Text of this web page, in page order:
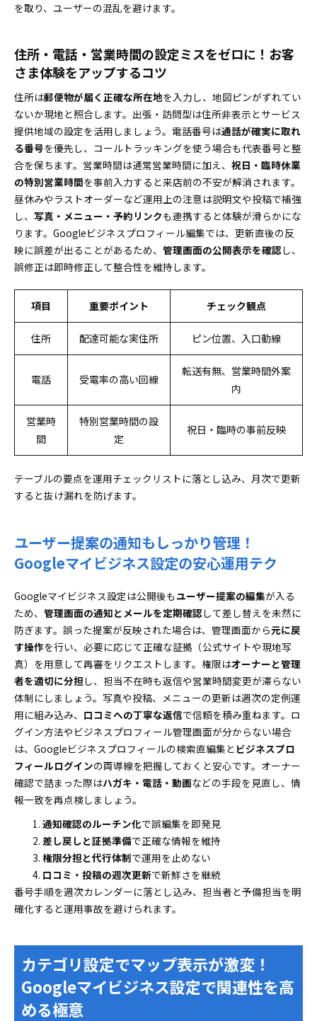
を取り、ユーザーの混乱を避けます。
住所・電話・営業時間の設定ミスをゼロに！お客
さま体験をアップするコツ
住所は郵便物が届く正確な所在地を入力し、地図ピンがずれてい
ないか現地と照合します。出張・訪問型は住所非表示とサービス
提供地域の設定を活用しましょう。電話番号は通話が確実に取れ
る番号を優先し、コールトラッキングを使う場合も代表番号と整
合を保ちます。営業時間は通常営業時間に加え、 祝日・臨時休業
の特別営業時間を事前入力すると来店前の不安が解消されます。
昼休みやラストオーダーなど運用上の注意は説明文や投稿で補強
し、 写真・メニュー・予約リンクも連携すると体験が滑らかにな
ります。Googleビジネスプロフィール編集では、更新直後の反
映に誤差が出ることがあるため、 管理画面の公開表示を確認し、
誤修正は即時修正して整合性を維持します。
項目 重要ポイント チェック観点
住所 配達可能な実住所 ピン位置、入口動線
電話 受電率の高い回線
転送有無、営業時間外案
内
営業時
間
特別営業時間の設
定
祝日・臨時の事前反映
テーブルの要点を運用チェックリストに落とし込み、月次で更新
すると抜け漏れを防げます。
ユーザー提案の通知もしっかり管理！
Googleマイビジネス設定の安心運用テク
Googleマイビジネス設定は公開後も ユーザー提案の編集が入る
ため、 管理画面の通知とメールを定期確認して差し替えを未然に
防ぎます。誤った提案が反映された場合は、管理画面から元に戻
す操作を行い、必要に応じて正確な証拠（公式サイトや現地写
真）を用意して再審をリクエストします。権限はオーナーと管理
者を適切に分担し、担当不在時も返信や営業時間変更が滞らない
体制にしましょう。写真や投稿、メニューの更新は週次の定例運
用に組み込み、 口コミへの丁寧な返信で信頼を積み重ねます。ロ
グイン方法やビジネスプロフィール管理画面が分からない場合
は、Googleビジネスプロフィールの検索直編集と ビジネスプロ
フィールログインの両導線を把握しておくと安心です。オーナー
確認で詰まった際はハガキ・電話・動画などの手段を見直し、情
報一致を再点検しましょう。
通知確認のルーチン化で誤編集を即発見
差し戻しと証拠準備で正確な情報を維持
権限分担と代行体制で運用を止めない
口コミ・投稿の週次更新で新鮮さを継続
番号手順を週次カレンダーに落とし込み、担当者と予備担当を明
確化すると運用事故を避けられます。
カテゴリ設定でマップ表示が激変！
Googleマイビジネス設定で関連性を高
める極意